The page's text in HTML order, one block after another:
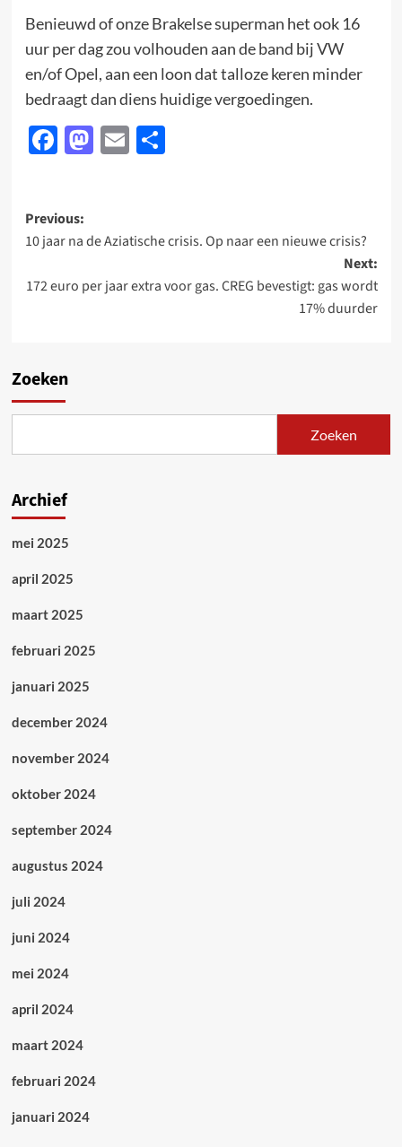
Benieuwd of onze Brakelse superman het ook 16
uur per dag zou volhouden aan de band bij VW
en/of Opel, aan een loon dat talloze keren minder
bedraagt dan diens huidige vergoedingen.
Facebook
Mastodon
EmailDelen
Post
navigation
Previous:
10 jaar na de Aziatische crisis. Op naar een nieuwe crisis?
Next:
172 euro per jaar extra voor gas. CREG bevestigt: gas wordt
17% duurder
Zoeken
Zoeken
Archief
mei 2025
april 2025
maart 2025
februari 2025
januari 2025
december 2024
november 2024
oktober 2024
september 2024
augustus 2024
juli 2024
juni 2024
mei 2024
april 2024
maart 2024
februari 2024
januari 2024